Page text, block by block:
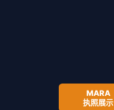
MARA
执照展示